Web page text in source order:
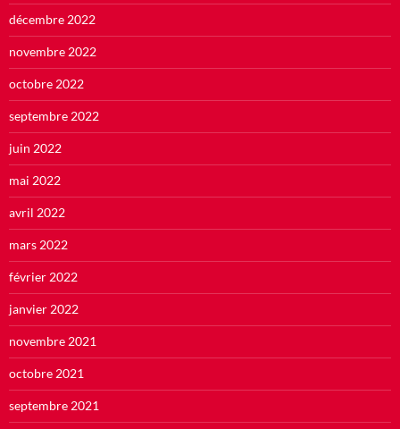
décembre 2022
novembre 2022
octobre 2022
septembre 2022
juin 2022
mai 2022
avril 2022
mars 2022
février 2022
janvier 2022
novembre 2021
octobre 2021
septembre 2021